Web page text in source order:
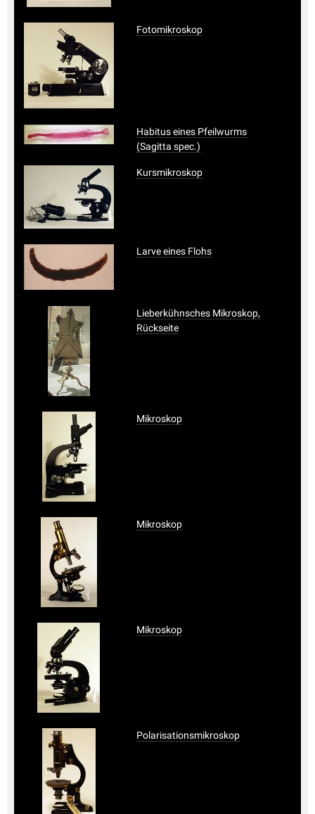
Fotomikroskop
Habitus eines Pfeilwurms
(Sagitta spec.)
Kursmikroskop
Larve eines Flohs
Lieberkühnsches Mikroskop,
Rückseite
Mikroskop
Mikroskop
Mikroskop
Polarisationsmikroskop